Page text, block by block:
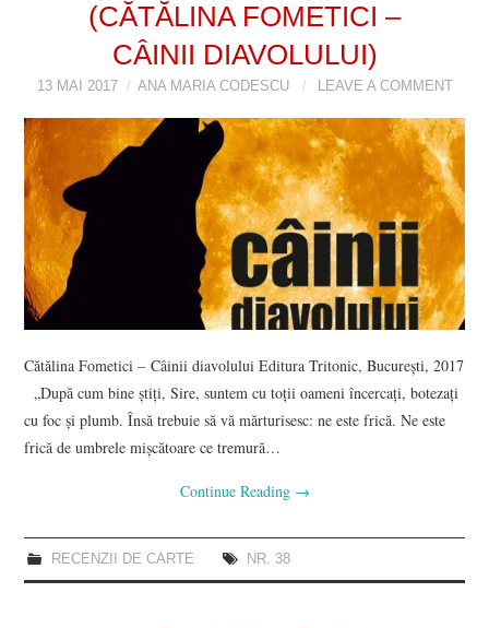
(CĂTĂLINA FOMETICI –
CÂINII DIAVOLULUI)
13 MAI 2017 ANA MARIA CODESCU LEAVE A COMMENT
Cătălina Fometici – Câinii diavolului Editura Tritonic, București, 2017
„După cum bine știți, Sire, suntem cu toții oameni încercați, botezați
cu foc și plumb. Însă trebuie să vă mărturisesc: ne este frică. Ne este
frică de umbrele mișcătoare ce tremură…
Continue Reading →
RECENZII DE CARTE NR. 38